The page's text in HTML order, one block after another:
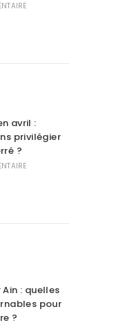
avril :
privilégier
?
: quelles
pour
?